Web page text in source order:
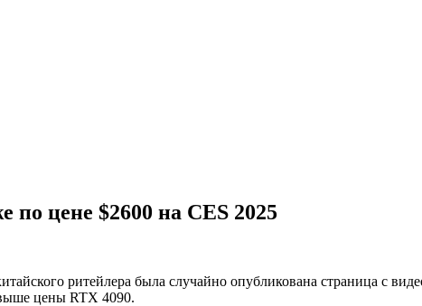
по цене $2600 на CES 2025
ритейлера была случайно опубликована страница с
цены RTX 4090.